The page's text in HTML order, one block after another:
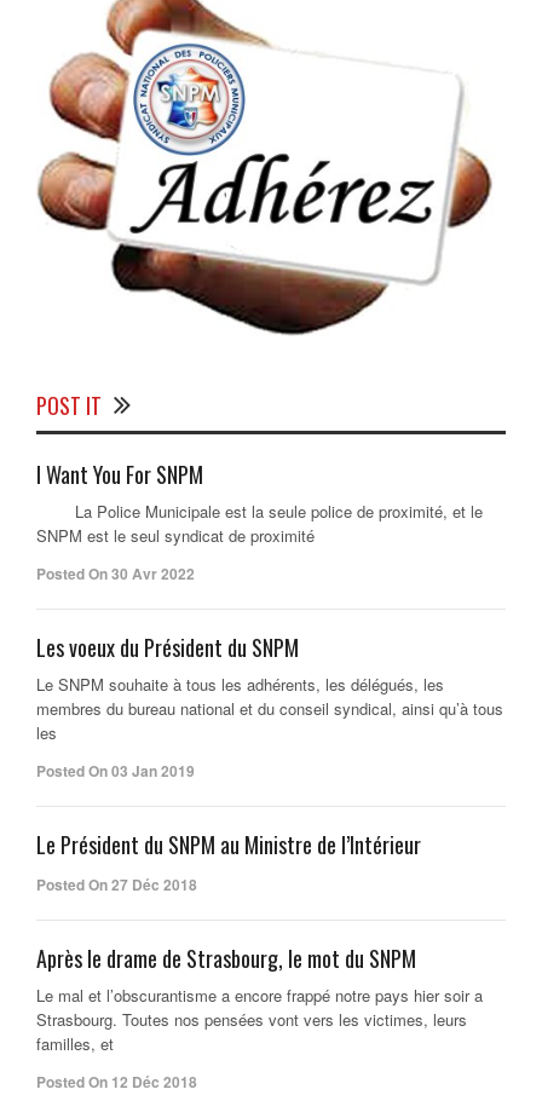
POST IT
I Want You For SNPM
La Police Municipale est la seule police de proximité, et le
SNPM est le seul syndicat de proximité
Posted On 30 Avr 2022
Les voeux du Président du SNPM
Le SNPM souhaite à tous les adhérents, les délégués, les
membres du bureau national et du conseil syndical, ainsi qu’à tous
les
Posted On 03 Jan 2019
Le Président du SNPM au Ministre de l’Intérieur
Posted On 27 Déc 2018
Après le drame de Strasbourg, le mot du SNPM
Le mal et l’obscurantisme a encore frappé notre pays hier soir a
Strasbourg. Toutes nos pensées vont vers les victimes, leurs
familles, et
Posted On 12 Déc 2018